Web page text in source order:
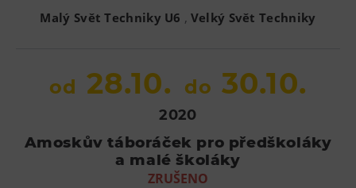
CØKAFE Dolní Vítkovice
Hotel VP1
Malý Svět Techniky U6 , Velký Svět Techniky
od 28.10. do 30.10.
2020
Amoskův táboráček pro předškoláky
a malé školáky
ZRUŠENO